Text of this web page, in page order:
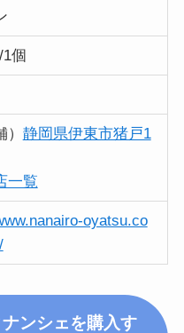
個
静岡県伊東市猪戸1
一覧
oyatsu.co
ンシェを購入す